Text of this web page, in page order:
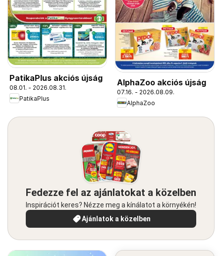
PatikaPlus akciós újság
08.01. - 2026.08.31.
PatikaPlus
AlphaZoo akciós újság
07.16. - 2026.08.09.
AlphaZoo
Fedezze fel az ajánlatokat a közelben
Inspirációt keres? Nézze meg a kínálatot a környékén!
Ajánlatok a közelben